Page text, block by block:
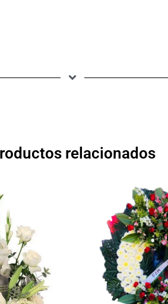
relacionados